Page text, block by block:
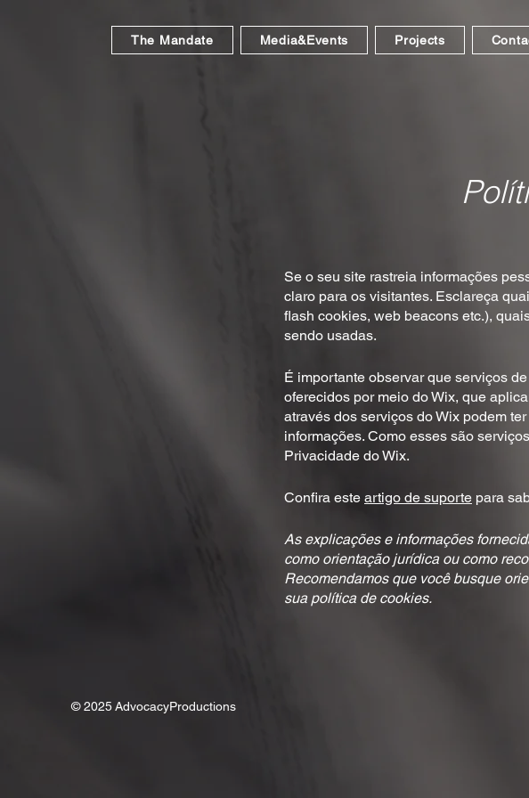
The Mandate Media&Events Projects
Se o seu site rastreia informações
claro para os visitantes. Esclareça
flash cookies, web beacons etc.),
sendo usadas.
É importante observar que serviços
oferecidos por meio do Wix, que
através dos serviços do Wix podem
informações. Como esses são
Privacidade do Wix.
Confira este artigo de suporte para
As explicações e informações
como orientação jurídica ou como
Recomendamos que você busque
sua política de cookies.
© 2025AdvocacyProductions